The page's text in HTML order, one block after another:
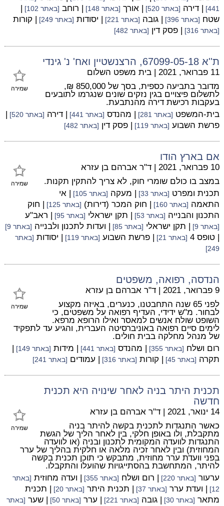
441]
| דירה [באתר 520] | אורך [באתר 148] | רוחב [באתר 102]
|
שטח [באתר 396] | גובה [באתר 221] | יסודות [באתר 249] | קורות
[באתר 316] | פסק דין [באתר 482]
ת''א 67099-05-18, הרצנשטיין ואח' נ' גינדי
שמירה
11 פברואר, 2021 | בית משפט השלום
מדובר בתביעה כספית, בסך של 850,000 ₪,
לתשלום פיצויים בגין נזקים שונים שנגרמו לתובעים
בעקבות רכישת דירה מהנתבעת.
בית-המשפט [באתר 281] | מהנדס [באתר 441] | דירה [באתר 520]
|
פרשת השבוע [באתר 119] | פסק דין [באתר 482]
אם בארץ הודו
שמירה
10 פברואר, 2021 | ד"ר אברהם בן עזרא
במצב בו כולם שומרי חוק, לא צריך להתקין תקנות.
תכנית ומפרט [באתר 33] | מעקה [באתר 105]
| אי
התאמה [באתר 160] | חוק המכר (דירות) [באתר 125]
| חוק
התכנון והבנייה [באתר 53] | תקן ישראלי [באתר 95] | ראב"ע
[באתר 9] | תקן ישראלי [באתר 85] | ועדות לתכנון ולבנייה [באתר 9]
| טופס 4 [באתר 21] | פרשת השבוע [באתר 119] | יסודות [באתר
249]
הנדסה, רפואה, משפטים
שמירה
9 פברואר, 2021 | ד"ר אברהם בן עזרא
לפני 65 שנה התחבטנו, כנערים, באיזה מקצוע
לבחור. מ"ש ידידי, העדיף רפואה על משפטים, כי
השופט שולח אנשים למאסר ואילו הרופא מרפא.
לימים סיים רפואה באוניברסיטה העברית, והגיע עד לתפקיד
של מנהל מחלקה בבית חולים.
רום ושלח [באתר 355] | מהנדס [באתר 441] | מידות [באתר 149]
|
תקרה [באתר 45] | קורות [באתר 316] | עמודים [באתר 241]
תכנית היתר בניה לאחר שינויה היא תכנית
חדשה
שמירה
14 ינואר, 2021 | ד"ר אברהם בן עזרא
כאשר התנגדות לתכנית בקשה להיתר בניה
מתקבלת, ולו באופן חלקי, בין לאחר הליך של הגשת
התנגדות לוועדה המקומית לתכנון ובניה (או לוועדה
המחוזית) ובין לאחר זכיה מלאה או חלקית בהליך של ערר
בפני וועדת ערר מחוזית, מתבקש כי תוכן תכנית בקשה
להיתר, המתחשבת בהסתייגויות שהועלו והתקבלו.
ערעור [באתר 220] | רום ושלח [באתר 355] | ועדה מחוזית [באתר
12]
| ועדת ערר [באתר 37] | תכנית היתר [באתר 20]
| תכנית
מתאר [באתר 30] | גובה [באתר 221] | ערר [באתר 50] | שער [באתר